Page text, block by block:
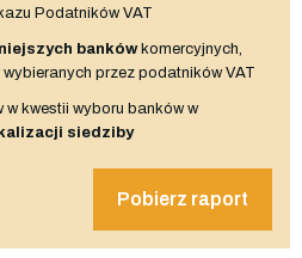
Podatników VAT
bankówkomercyjnych,
przez podatników VAT
w kwestii wyboru banków w
siedziby
Pobierz raport